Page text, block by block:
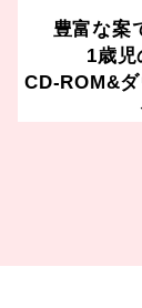
豊富な案
1歳児
CD-ROM&